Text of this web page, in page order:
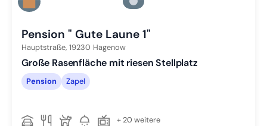
Zu Slide 2 wechseln
Zu Slide 3 wechseln
Pension " Gute Laune 1"
Hauptstraße, 19230 Hagenow
Große Rasenfläche mit riesen Stellplatz
Pension Zapel
+ 20 weitere